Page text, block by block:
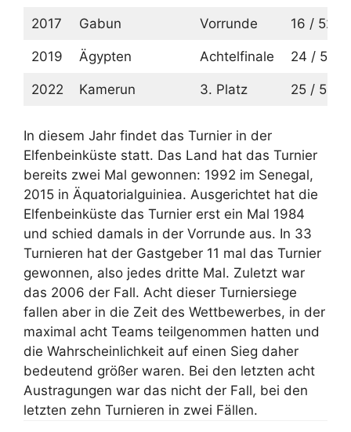
2017 Gabun Vorrunde 16 / 52
2019 Ägypten Achtelfinale 24 / 51
2022 Kamerun 3. Platz 25 / 52
In diesem Jahr findet das Turnier in der
Elfenbeinküste statt. Das Land hat das Turnier
bereits zwei Mal gewonnen: 1992 im Senegal,
2015 in Äquatorialguiniea. Ausgerichtet hat die
Elfenbeinküste das Turnier erst ein Mal 1984
und schied damals in der Vorrunde aus. In 33
Turnieren hat der Gastgeber 11 mal das Turnier
gewonnen, also jedes dritte Mal. Zuletzt war
das 2006 der Fall. Acht dieser Turniersiege
fallen aber in die Zeit des Wettbewerbes, in der
maximal acht Teams teilgenommen hatten und
die Wahrscheinlichkeit auf einen Sieg daher
bedeutend größer waren. Bei den letzten acht
Austragungen war das nicht der Fall, bei den
letzten zehn Turnieren in zwei Fällen.